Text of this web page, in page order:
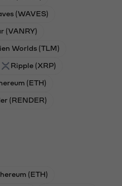
(WAVES)
(VANRY)
Worlds (TLM)
Ripple (XRP)
(ETH)
(RENDER)
(ETH)